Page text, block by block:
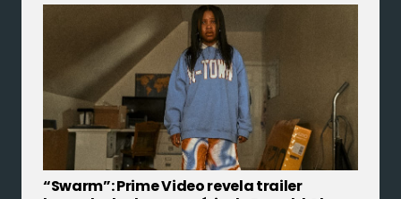
“Swarm”: Prime Video revela trailer